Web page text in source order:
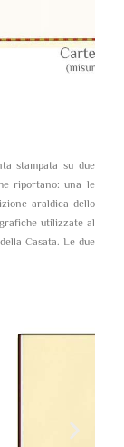
stampata su due
riportano: una le
araldica dello
utilizzate al
Casata. Le due